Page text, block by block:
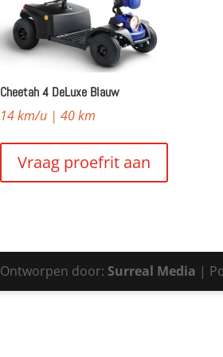
Cheetah 4 DeLuxe Blauw
14 km/u | 40 km
Vraag proefrit aan
Ontworpen door: Surreal Media |